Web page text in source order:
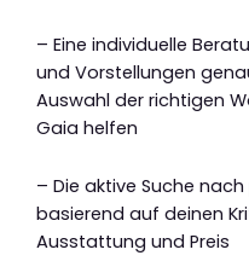
– Eine individuelle
und Vorstellungen
Auswahl der richtigen
Gaia helfen
– Die aktive Suche
basierend auf deinen
Ausstattung und Preis